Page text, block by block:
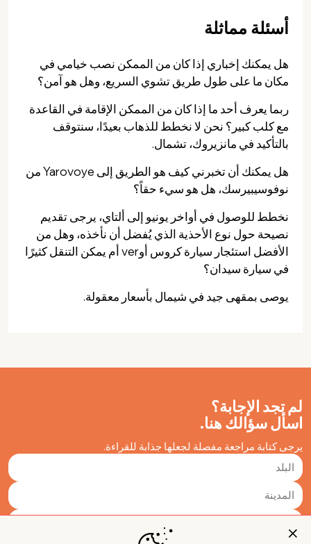
أسئلة مماثلة
هل يمكنك إخباري إذا كان من الممكن نصب خيامي في
مكان ما على طول طريق تشوي السريع، وهل هو آمن؟
ربما يعرف أحد ما إذا كان من الممكن الإقامة في القاعدة
مع كلب كبير؟ نحن لا نخطط للذهاب بعيدًا، سنتوقف
بالتأكيد في مانزيروك، تشمال.
هل يمكنك أن تخبرني كيف هو الطريق إلى Yarovoye من
نوفوسيبيرسك، هل هو سيء حقاً؟
نخطط للوصول في أواخر يونيو إلى ألتاي، يرجى تقديم
نصيحة حول نوع الأحذية الذي يُفضل أن نأخذه، وهل من
الأفضل استئجار سيارة كروس أوver أم يمكن التنقل كثيرًا
في سيارة سيدان؟
يوصى بمقهى جيد في شيمال بأسعار معقولة.
لم تجد الإجابة؟
اسأل سؤالك هنا.
يرجى كتابة مراجعة مفصلة لجعلها جذابة للقراءة.